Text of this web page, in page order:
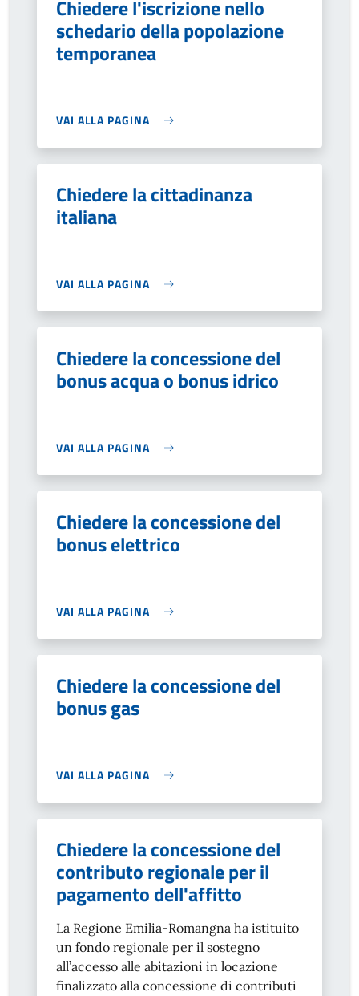
Chiedere l'iscrizione nello
schedario della popolazione
temporanea
VAI ALLA PAGINA
Chiedere la cittadinanza
italiana
VAI ALLA PAGINA
Chiedere la concessione del
bonus acqua o bonus idrico
VAI ALLA PAGINA
Chiedere la concessione del
bonus elettrico
VAI ALLA PAGINA
Chiedere la concessione del
bonus gas
VAI ALLA PAGINA
Chiedere la concessione del
contributo regionale per il
pagamento dell'affitto
La Regione Emilia-Romangna ha istituito
un fondo regionale per il sostegno
all’accesso alle abitazioni in locazione
finalizzato alla concessione di contributi